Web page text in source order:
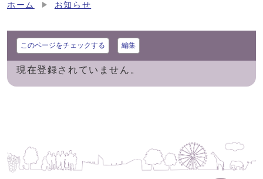
ホーム お知らせ
このページをチェックする 編集
現在登録されていません。